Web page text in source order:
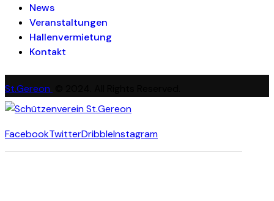
News
Veranstaltungen
Hallenvermietung
Kontakt
St.Gereon
FacebookTwitterDribbleInstagram